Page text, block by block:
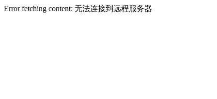
Error fetching content: 无法连接到远程服务器